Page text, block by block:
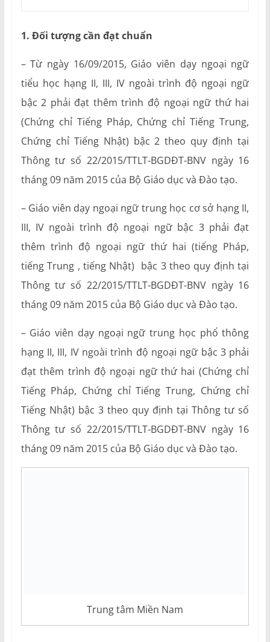
1. Đối tượng cần đạt chuẩn
– Từ ngày 16/09/2015, Giáo viên dạy ngoại ngữ
tiểu học hạng II, III, IV ngoài trình độ ngoại ngữ
bậc 2 phải đạt thêm trình độ ngoại ngữ thứ hai
(Chứng chỉ Tiếng Pháp, Chứng chỉ Tiếng Trung,
Chứng chỉ Tiếng Nhật) bậc 2 theo quy định tại
Thông tư số 22/2015/TTLT-BGDĐT-BNV ngày 16
tháng 09 năm 2015 của Bộ Giáo dục và Đào tạo.
– Giáo viên dạy ngoại ngữ trung học cơ sở hạng II,
III, IV ngoài trình độ ngoại ngữ bậc 3 phải đạt
thêm trình độ ngoại ngữ thứ hai (tiếng Pháp,
tiếng Trung , tiếng Nhật) bậc 3 theo quy định tại
Thông tư số 22/2015/TTLT-BGDĐT-BNV ngày 16
tháng 09 năm 2015 của Bộ Giáo dục và Đào tạo.
– Giáo viên dạy ngoại ngữ trung học phổ thông
hạng II, III, IV ngoài trình độ ngoại ngữ bậc 3 phải
đạt thêm trình độ ngoại ngữ thứ hai (Chứng chỉ
Tiếng Pháp, Chứng chỉ Tiếng Trung, Chứng chỉ
Tiếng Nhật) bậc 3 theo quy định tại Thông tư số
Thông tư số 22/2015/TTLT-BGDĐT-BNV ngày 16
tháng 09 năm 2015 của Bộ Giáo dục và Đào tạo.
Trung tâm Miền Nam